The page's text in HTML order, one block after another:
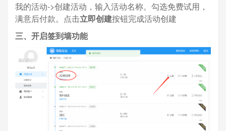
我的活动->创建活动，输入活动名称。勾选免费试用，
满意后付款。点击立即创建按钮完成活动创建
三、开启签到墙功能